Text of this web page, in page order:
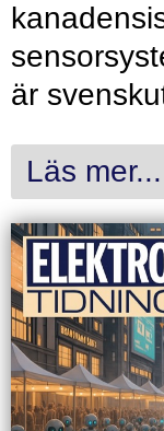
är
Läs mer...